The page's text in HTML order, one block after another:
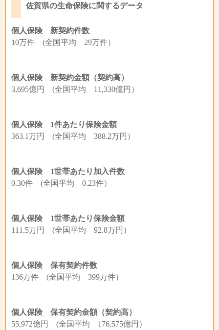
佐賀県の生命保険に関するデータ
個人保険 新契約件数
10万件 (全国平均 29万件）
個人保険 新契約金額（契約高）
3,695億円 (全国平均 11,330億円）
個人保険 1件あたり保険金額
363.1万円 (全国平均 388.2万円）
個人保険 1世帯あたり加入件数
0.30件 (全国平均 0.23件）
個人保険 1世帯あたり保険金額
111.5万円 (全国平均 92.8万円）
個人保険 保有契約件数
136万件 (全国平均 399万件）
個人保険 保有契約金額（契約高）
55,972億円 (全国平均 176,575億円）